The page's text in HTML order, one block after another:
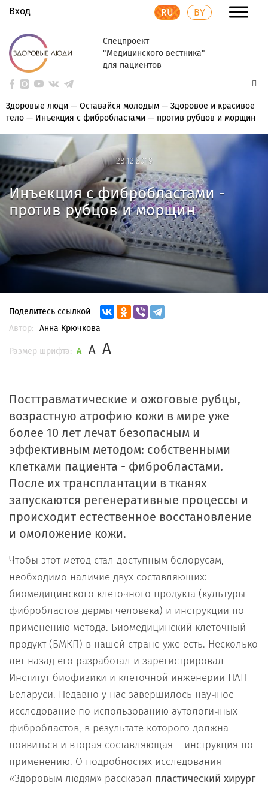
Вход RU BY
Спецпроект
"Медицинского вестника"
для пациентов
Здоровые люди — Оставайся молодым — Здоровое и красивое
тело — Инъекция с фибробластами — против рубцов и морщин
28.12.2019
28.12.2019
Инъекция с фибробластами -
против рубцов и морщин
Поделитесь ссылкой
Автор:
Анна Крючкова
Размер шрифта: A A A
Посттравматические и ожоговые рубцы,
возрастную атрофию кожи в мире уже
более 10 лет лечат безопасным и
эффективным методом: собственными
клетками пациента - фибробластами.
После их трансплантации в тканях
запускаются регенеративные процессы и
происходит естественное восстановление
и омоложение кожи.
Чтобы этот метод стал доступным белорусам,
необходимо наличие двух составляющих:
биомедицинского клеточного продукта (культуры
фибробластов дермы человека) и инструкции по
применению метода. Биомедицинский клеточный
продукт (БМКП) в нашей стране уже есть. Несколько
лет назад его разработал и зарегистрировал
Институт биофизики и клеточной инженерии НАН
Беларуси. Недавно у нас завершилось научное
исследование по использованию аутологичных
фибробластов, в результате которого должна
появиться и вторая составляющая – инструкция по
применению. О подробностях исследования
«Здоровым людям» рассказал пластический хирург